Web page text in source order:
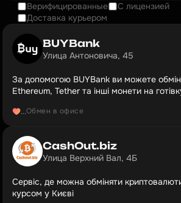
Верифицированные
С лицензией
Доставка курьером
BUYBank
Улица Антоновича, 45
За допомогою BUYBank ви можете
Ethereum, Tether та інші монети на
...Обмен в офисе
CashOut.biz
Улица Верхний Вал, 4Б
Cервіс, де можна обміняти
курсом у Києві